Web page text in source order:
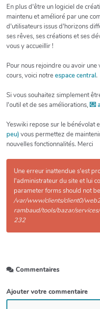
En plus d'être un logiciel de
maintenu et amélioré par une
d'utilisateurs issus d'horizons
ses rêves, ses créations et ses
vous y accueillir !
Pour nous rejoindre ou avoir
cours, voici notreespace central.
Si vous souhaitez simplement
l'outil et de ses améliorations, 💌
Yeswiki repose sur le bénévolat
peu) vous permettez de
nouvelles fonctionnalités. Merci
Une erreur inattendue s'est
l'administrateur du site et lui
parameter forms should not
/var/www/clients/client0/
rambaud/tools/bazar/
232
Commentaires
Ajouter votre commentaire